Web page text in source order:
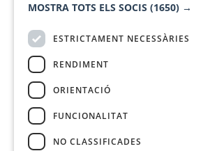
MOSTRA TOTS ELS SOCIS (1650) →
ESTRICTAMENT NECESSÀRIES
RENDIMENT
ORIENTACIÓ
FUNCIONALITAT
NO CLASSIFICADES